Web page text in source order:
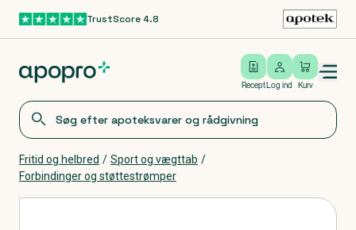
Gå til hovedindholdTrustScore 4.8
Recept
Log ind
Log ind Kurv
Open/close menu
Fritid og helbred / Sport og vægttab /
Forbindinger og støttestrømper